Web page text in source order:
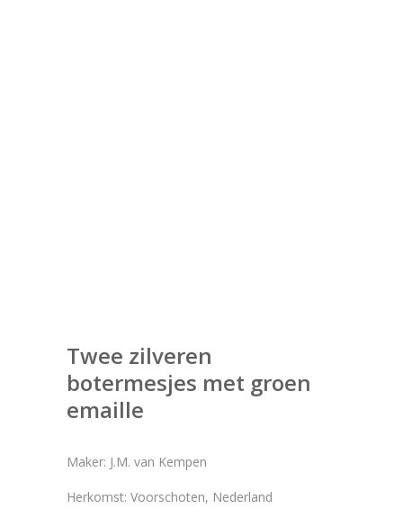
Twee zilveren
botermesjes met groen
emaille
Maker: J.M. van Kempen
Herkomst: Voorschoten, Nederland